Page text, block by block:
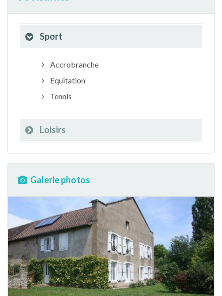
Sport
Accrobranche
Equitation
Tennis
Loisirs
Galerie photos